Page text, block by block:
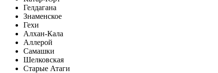
Гелдагана
Знаменское
Гехи
Алхан-Кала
Аллерой
Самашки
Шелковская
Старые Атаги